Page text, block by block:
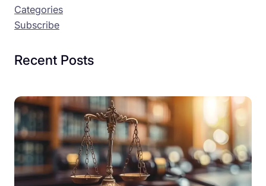
Categories
Subscribe
Recent Posts